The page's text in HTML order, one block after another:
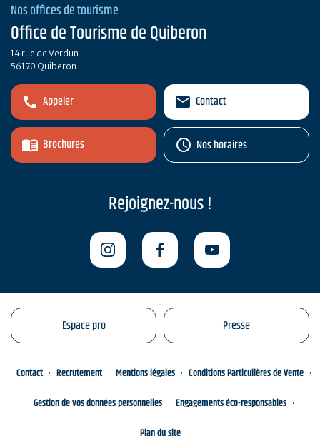
Nos offices de tourisme
Office de Tourisme de Quiberon
14 rue de Verdun
56170 Quiberon
Appeler
Brochures
Contact
Nos horaires
Rejoignez-nous !
Espace pro Presse
Contact Recrutement Mentions légales
Conditions Particulières de Vente
Gestion de vos données personnelles
Engagements éco-responsables
Plan du site